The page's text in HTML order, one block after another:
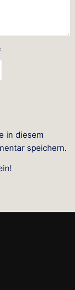
in diesem
speichern.